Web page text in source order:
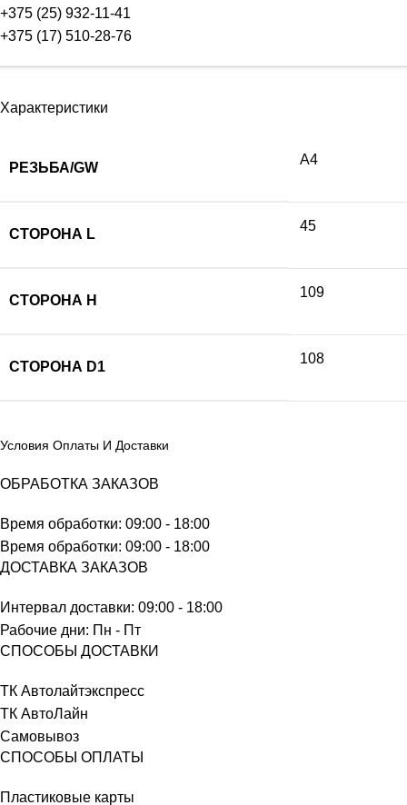
+375 (25) 932-11-41
+375 (17) 510-28-76
Характеристики
РЕЗЬБА/GW
А4
СТОРОНА L
45
СТОРОНА H
109
СТОРОНА D1
108
Условия Оплаты И Доставки
ОБРАБОТКА ЗАКАЗОВ
Время обработки: 09:00 - 18:00
Время обработки: 09:00 - 18:00
ДОСТАВКА ЗАКАЗОВ
Интервал доставки: 09:00 - 18:00
Рабочие дни: Пн - Пт
СПОСОБЫ ДОСТАВКИ
ТК Автолайтэкспресс
ТК АвтоЛайн
Самовывоз
СПОСОБЫ ОПЛАТЫ
Пластиковые карты